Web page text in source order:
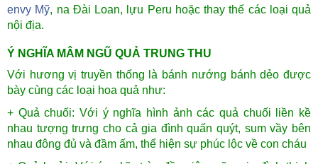
envy Mỹ, na Đài Loan, lựu Peru hoặc thay thế các loại quả
nội địa.
Ý NGHĨA MÂM NGŨ QUẢ TRUNG THU
Với hương vị truyền thống là bánh nướng bánh dẻo được
bày cùng các loại hoa quả như:
+ Quả chuối: Với ý nghĩa hình ảnh các quả chuối liền kề
nhau tượng trưng cho cả gia đình quấn quýt, sum vầy bên
nhau đông đủ và đầm ấm, thể hiện sự phúc lộc về con cháu